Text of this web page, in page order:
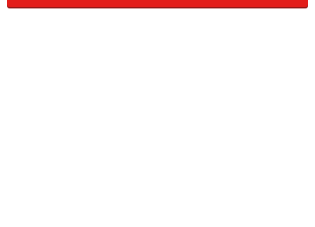
※東京からは週末限定「ホリデー快速河口湖号」が便利